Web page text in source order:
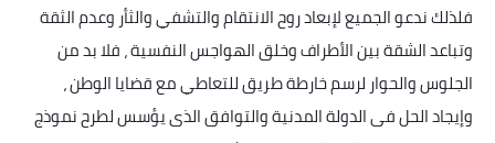
فلذلك ندعو الجميع لإبعاد روح الانتقام والتشفي والثأر وعدم الثقة
وتباعد الشقة بين الأطراف وخلق الهواجس النفسية ، فلا بد من
الجلوس والحوار لرسم خارطة طريق للتعاطي مع قضايا الوطن ،
وإيجاد الحل فى الدولة المدنية والتوافق الذى يؤسس لطرح نموذج